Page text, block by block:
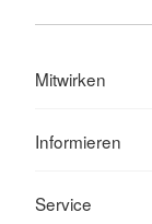
Mitwirken
Informieren
Service